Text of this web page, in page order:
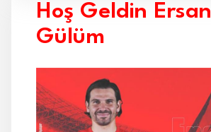
AKADEMİ
MARKALAR
TARAFTAR
BRANŞLAR
Hoş Geldin Ersan
Gülüm